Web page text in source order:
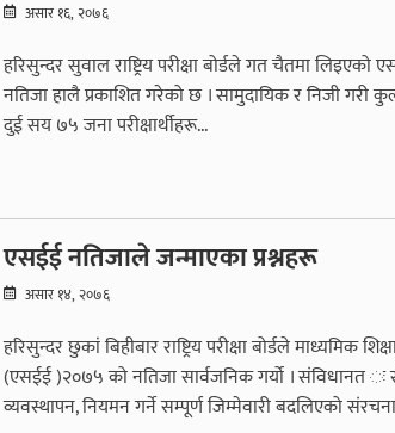
असार १६, २०७६
हरिसुन्दर सुवाल राष्ट्रिय परीक्षा बोर्डले गत चैतमा लिइएको
नतिजा हालै प्रकाशित गरेको छ । सामुदायिक र निजी गरी
दुई सय ७५ जना परीक्षार्थीहरू...
एसईई नतिजाले जन्माएका प्रश्नहरू
असार १४, २०७६
हरिसुन्दर छुकां बिहीबार राष्ट्रिय परीक्षा बोर्डले माध्यमिक
(एसईई )२०७५ को नतिजा सार्वजनिक गर्यो । संविधानत ः
व्यवस्थापन, नियमन गर्ने सम्पूर्ण जिम्मेवारी बदलिएको